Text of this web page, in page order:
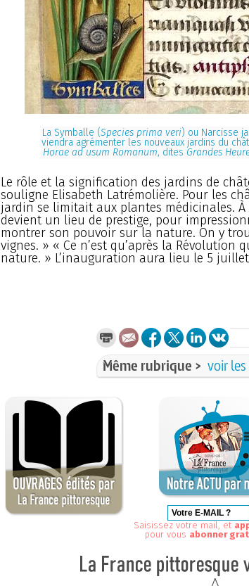
La Symballe (Species prima veri) ou Narcisse
viendra agrémenter les nouveaux jardins du
Horae ad usum Romanum, dites Grandes
Le rôle et la signification des jardins de
souligne Elisabeth Latrémolière. Pour les
jardin se limitait aux plantes médicinales. À
devient un lieu de prestige, pour
montrer son pouvoir sur la nature. On y
vignes. » « Ce n’est qu’après la Révolution
nature. » L’inauguration aura lieu le 5
Même rubrique > voir les
Saisissez votre mail, et
pour vous abonner